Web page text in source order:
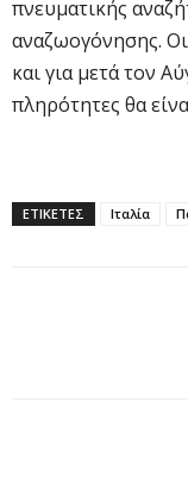
πνευματικής
αναζωογόνησης. Οι
και για μετά τον
πληρότητες θα
ΕΤΙΚΕΤΕΣ Ιταλία